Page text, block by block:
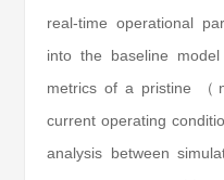
real-time operational
into the baseline
metrics of a pristine （
current operating
analysis between